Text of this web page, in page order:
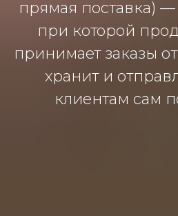
прямая поставка)
при которой
принимает заказы
хранит и
клиентам сам